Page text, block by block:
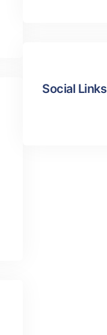
Social Links